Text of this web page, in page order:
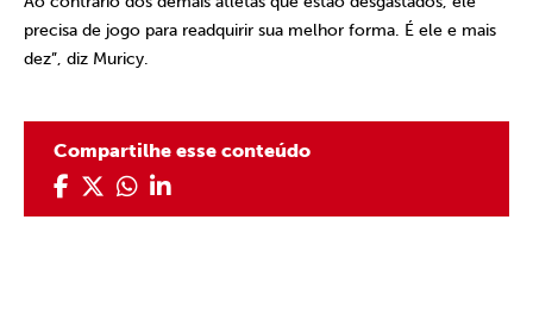
precisa de jogo para readquirir sua melhor forma. É ele e mais
dez”, diz Muricy.
Compartilhe esse conteúdo